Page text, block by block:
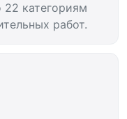
категориям
работ.